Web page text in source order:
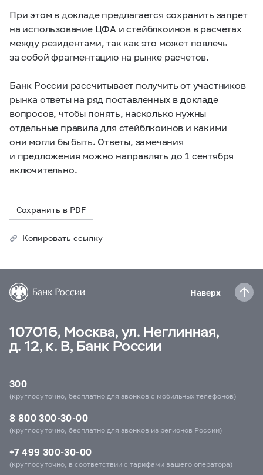
При этом в докладе предлагается сохранить запрет
на использование ЦФА и стейблкоинов в расчетах
между резидентами, так как это может повлечь
за собой фрагментацию на рынке расчетов.
Банк России рассчитывает получить от участников
рынка ответы на ряд поставленных в докладе
вопросов, чтобы понять, насколько нужны
отдельные правила для стейблкоинов и какими
они могли бы быть. Ответы, замечания
и предложения можно направлять до 1 сентября
включительно.
Сохранить в PDF
Копировать ссылку
Наверх
107016, Москва, ул. Неглинная,
д. 12, к. В, Банк России
300
(круглосуточно, бесплатно для звонков с мобильных телефонов)
8 800 300-30-00
(круглосуточно, бесплатно для звонков из регионов России)
+7 499 300-30-00
(круглосуточно, в соответствии с тарифами вашего оператора)